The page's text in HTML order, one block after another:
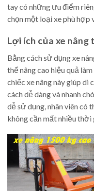
tay có những ưu điểm
chọn một loại xe phù hợp
Lợi ích của xe nâng
Bằng cách sử dụng xe
thể nâng cao hiệu quả
chiếc xe nâng này giúp di
cách dễ dàng và nhanh
dễ sử dụng, nhân viên có
không cần mất nhiều thời